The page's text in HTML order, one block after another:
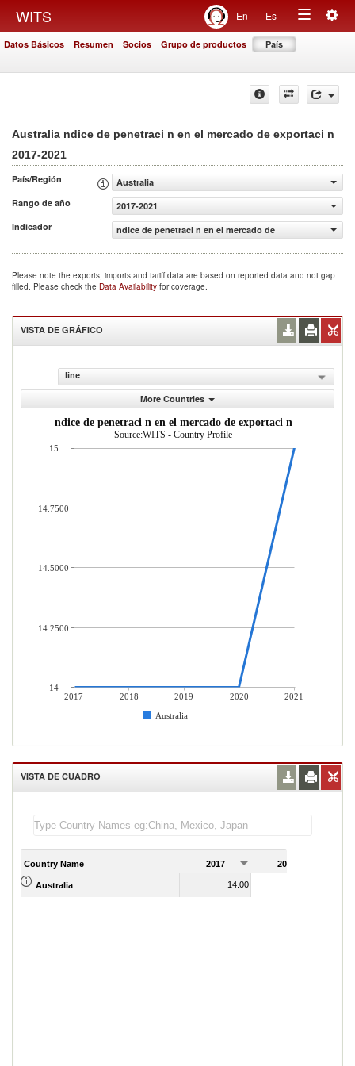
WITS En Es
Toggle
Datos Básicos Resumen Socios Grupo de productos País
Australia ndice de penetraci n en el mercado de exportaci n
2017-2021
País/Región
Australia
Rango de año
2017-2021
Indicador
ndice de penetraci n en el mercado de exportaci n
Please note the exports, imports and tariff data are based on reported data and not gap
filled. Please check the Data Availability for coverage.
VISTA DE GRÁFICO
line
More Countries
ndice de penetraci n en el mercado de exportaci n
Source:WITS - Country Profile
2017 2018 2019 2020
2021
Australia
15
14.7500
14.5000
14.2500
14
VISTA DE CUADRO
Country Name 2017 2018
Australia 14.00